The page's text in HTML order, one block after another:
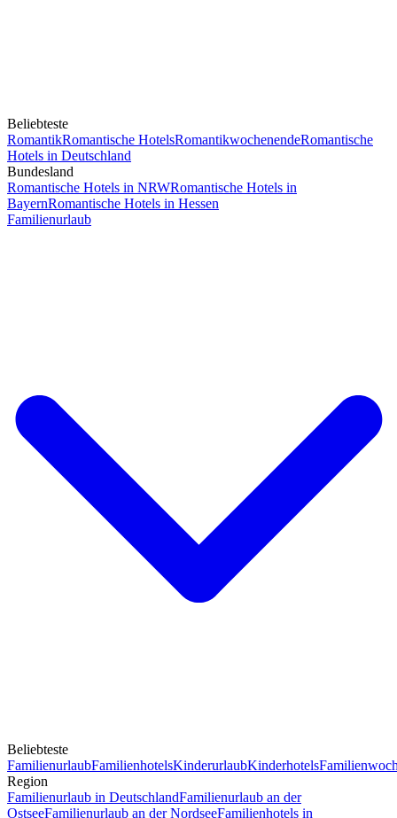
Beliebteste
RomantikRomantische HotelsRomantikwochenendeRomantische
Hotels in Deutschland
Bundesland
Romantische Hotels in NRWRomantische Hotels in
BayernRomantische Hotels in Hessen
Familienurlaub
Beliebteste
FamilienurlaubFamilienhotelsKinderurlaubKinderhotels
Region
Familienurlaub in DeutschlandFamilienurlaub an der
OstseeFamilienurlaub an der NordseeFamilienhotels in